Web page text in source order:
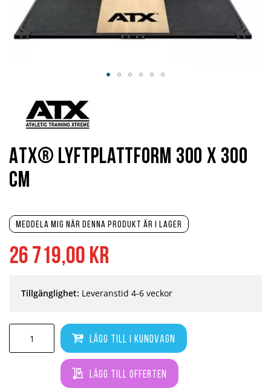
26 719,00 kr
Meddela mig när denna produkt är i lager
Lägg till i kundvagn
Lägg till offerten
Tillgänglighet: Leveranstid 4-6 veckor
ATX® Lyftplattform 300 x 300
cm
början
bildgalleriet